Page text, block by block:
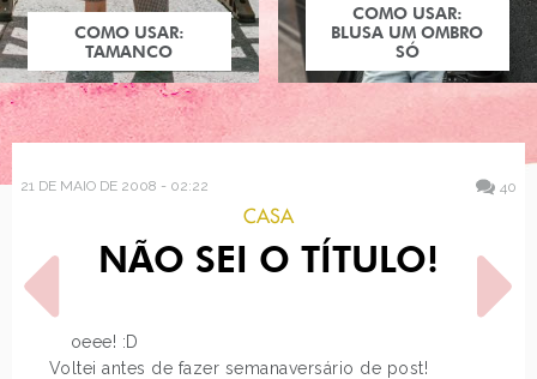
COMO USAR:
TAMANCO
COMO USAR:
BLUSA UM OMBRO
SÓ
21 DE MAIO DE 2008 - 02:22 40
CASA
NÃO SEI O TÍTULO!
uooeee! :D
Voltei antes de fazer semanaversário de post!